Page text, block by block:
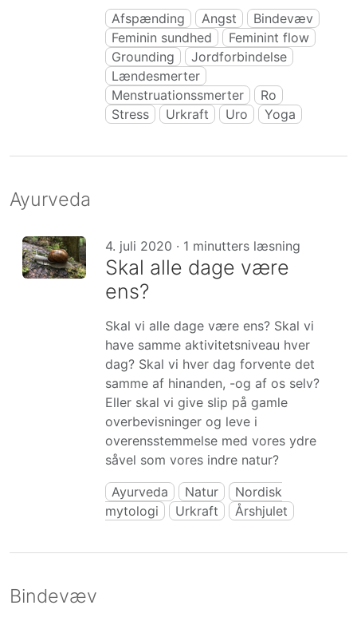
Afspænding
Angst
Bindevæv
Feminin sundhed
Feminint flow
Grounding
Jordforbindelse
Lændesmerter
Menstruationssmerter
Ro
Stress
Urkraft Uro Yoga
Ayurveda
4. juli 2020 · 1 minutters læsning
Skal alle dage være
ens?
Skal vi alle dage være ens? Skal vi
have samme aktivitetsniveau hver
dag? Skal vi hver dag forvente det
samme af hinanden, -og af os selv?
Eller skal vi give slip på gamle
overbevisninger og leve i
overensstemmelse med vores ydre
såvel som vores indre natur?
Ayurveda
Natur
Nordisk
mytologi
Urkraft Årshjulet
Bindevæv